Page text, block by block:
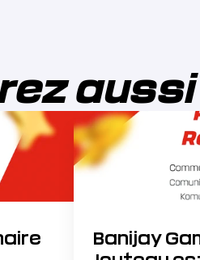
aussi
Banijay